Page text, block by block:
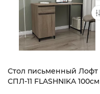
Стол письменный Лофт
СПЛ-11 FLASHNIKA 100см